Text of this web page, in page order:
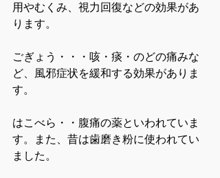
用やむくみ、視力回復などの効果があ
ります。
ごぎょう・・・咳・痰・のどの痛みな
ど、風邪症状を緩和する効果がありま
す。
はこべら・・腹痛の薬といわれていま
す。また、昔は歯磨き粉に使われてい
ました。